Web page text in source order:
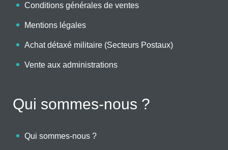
Conditions générales de ventes
Mentions légales
Achat détaxé militaire (Secteurs Postaux)
Vente aux administrations
Qui sommes-nous ?
Qui sommes-nous ?